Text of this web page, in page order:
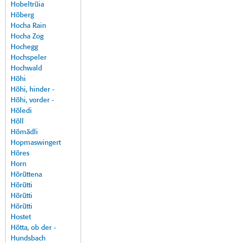
Hobeltrüia
Höberg
Hocha Rain
Hocha Zog
Hochegg
Hochspeler
Hochwald
Höhi
Höhi, hinder -
Höhi, vorder -
Höledi
Höll
Hömädli
Hopmaswingert
Höres
Horn
Hörüttena
Hörütti
Hörütti
Hörütti
Hostet
Hötta, ob der -
Hundsbach